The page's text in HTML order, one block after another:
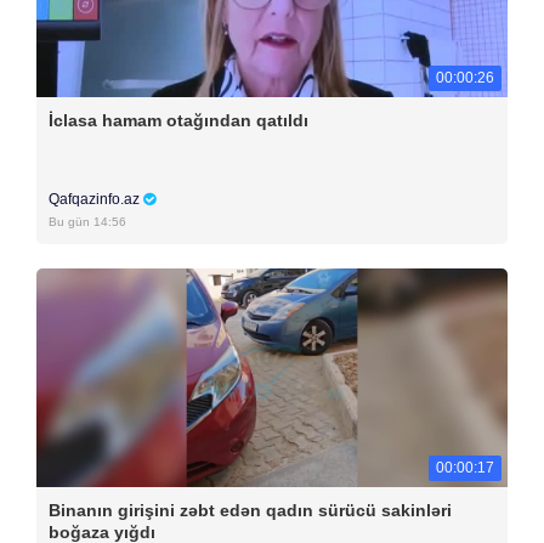
00:00:26
İclasa hamam otağından qatıldı
Qafqazinfo.az
Bu gün 14:56
00:00:17
Binanın girişini zəbt edən qadın sürücü sakinləri
boğaza yığdı